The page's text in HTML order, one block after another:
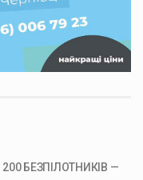
БЕЗПІЛОТНИКІВ —